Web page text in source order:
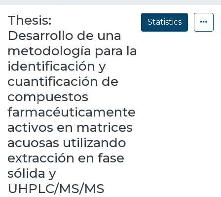
Depósito
Thesis:
Desarrollo de una
metodología para la
identificación y
cuantificación de
compuestos
farmacéuticamente
activos en matrices
acuosas utilizando
extracción en fase
sólida y
UHPLC/MS/MS
Statistics